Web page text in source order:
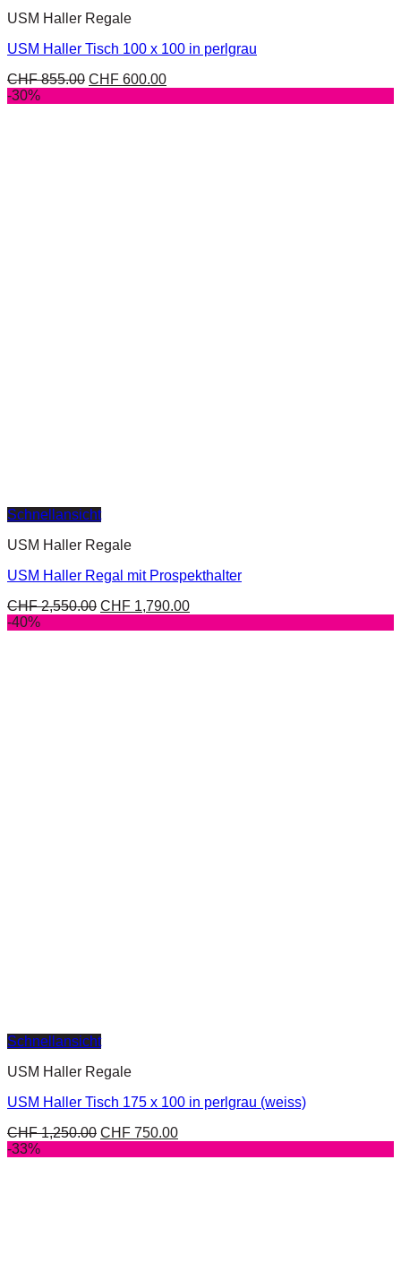
USM Haller Regale
USM Haller Tisch 100 x 100 in perlgrau
CHF855.00 CHF 600.00
-30%
Schnellansicht
USM Haller Regale
USM Haller Regal mit Prospekthalter
CHF2,550.00 CHF 1,790.00
-40%
Schnellansicht
USM Haller Regale
USM Haller Tisch 175 x 100 in perlgrau (weiss)
CHF1,250.00 CHF 750.00
-33%